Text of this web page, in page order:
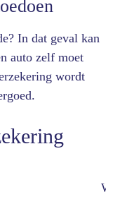
In dat geval kan
auto zelf moet
wordt